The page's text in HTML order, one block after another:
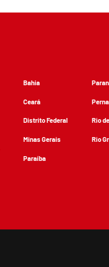
Bahia
Ceará
Distrito Federal
Minas Gerais
Paraíba
Rio
Rio